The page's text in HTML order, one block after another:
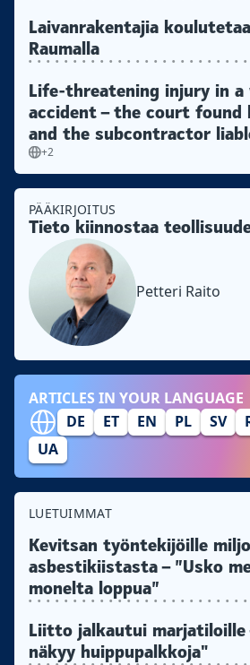
Laivanrakentajia
Raumalla
Life-threatening injury in a
accident – the court
and the subcontractor
+2
PÄÄKIRJOITUS
Tieto kiinnostaa
Petteri Raito
ARTICLES IN YOUR LANGUAGE
DE
ET EN PL SV
UA
LUETUIMMAT
Kevitsan työntekijöille
asbestikiistasta – ”Usko
monelta loppua”
Liitto jalkautui marjatiloille
näkyy huippupalkkoja"